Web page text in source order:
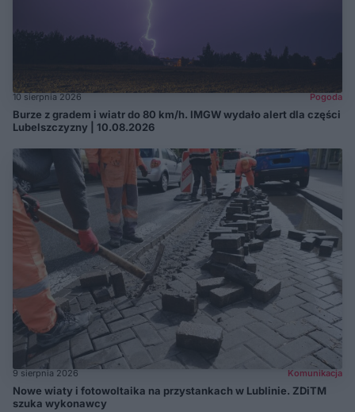
10 sierpnia 2026 Pogoda
Burze z gradem i wiatr do 80 km/h. IMGW wydało alert dla części
Lubelszczyzny | 10.08.2026
9 sierpnia 2026 Komunikacja
Nowe wiaty i fotowoltaika na przystankach w Lublinie. ZDiTM
szuka wykonawcy